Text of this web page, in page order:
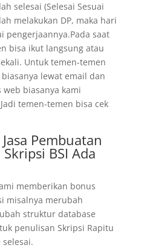
selesai (Selesai Sesuai
melakukan DP, maka hari
pengerjaannya.Pada saat
bisa ikut langsung atau
Untuk temen-temen
lewat email dan
biasanya kami
temen-temen bisa cek
Pembuatan
BSI Ada
memberikan bonus
misalnya merubah
struktur database
penulisan Skripsi Rapitu